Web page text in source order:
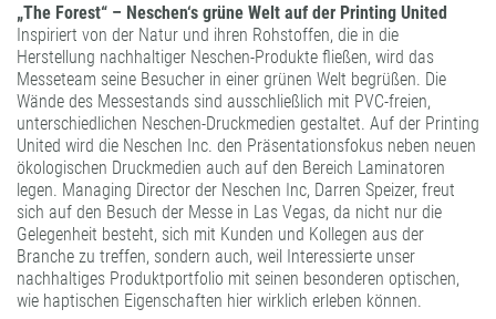
„The Forest“ – Neschen‘s grüne Welt auf der Printing United
Inspiriert von der Natur und ihren Rohstoffen, die in die
Herstellung nachhaltiger Neschen-Produkte fließen, wird das
Messeteam seine Besucher in einer grünen Welt begrüßen. Die
Wände des Messestands sind ausschließlich mit PVC-freien,
unterschiedlichen Neschen-Druckmedien gestaltet. Auf der Printing
United wird die Neschen Inc. den Präsentationsfokus neben neuen
ökologischen Druckmedien auch auf den Bereich Laminatoren
legen. Managing Director der Neschen Inc, Darren Speizer, freut
sich auf den Besuch der Messe in Las Vegas, da nicht nur die
Gelegenheit besteht, sich mit Kunden und Kollegen aus der
Branche zu treffen, sondern auch, weil Interessierte unser
nachhaltiges Produktportfolio mit seinen besonderen optischen,
wie haptischen Eigenschaften hier wirklich erleben können.